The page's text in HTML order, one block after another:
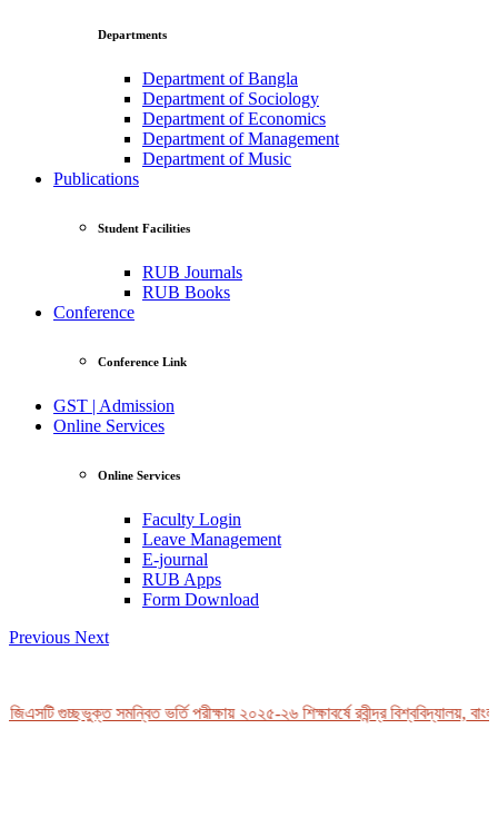
Departments
Department of Bangla
Department of Sociology
Department of Economics
Department of Management
Department of Music
Publications
Student Facilities
RUB Journals
RUB Books
Conference
Conference Link
GST | Admission
Online Services
Online Services
Faculty Login
Leave Management
E-journal
RUB Apps
Form Download
Previous Next
গুচ্ছভুক্ত সমন্বিত ভর্তি পরীক্ষায় ২০২৫-২৬ শিক্ষাবর্ষে রবীন্দ্র বিশ্ববিদ্যালয়,